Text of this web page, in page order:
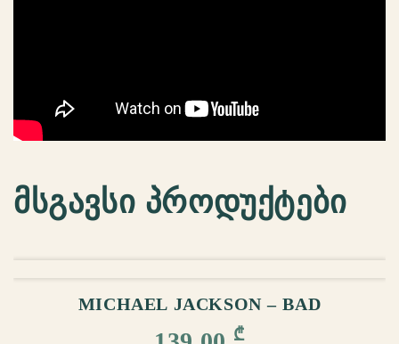
მსგავსი პროდუქტები
MICHAEL JACKSON – BAD
₾